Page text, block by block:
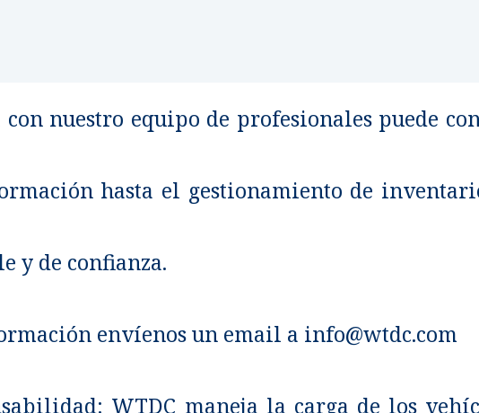
nuestro equipo de profesionales puede
hasta el gestionamiento de
y de confianza.
envíenos un email a info@wtdc.com
WTDC maneja la carga de los